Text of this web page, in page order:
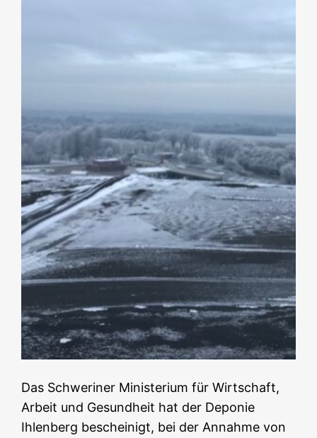
Das Schweriner Ministerium für Wirtschaft,
Arbeit und Gesundheit hat der Deponie
Ihlenberg bescheinigt, bei der Annahme von